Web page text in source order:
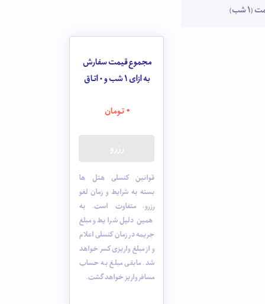
شب)
مجموع قیمت سفارش
به ازای 1 شب و
0اتاق
0تومان
قوانین کنسلی هتل ها
بسته به شرایط و زمان لغو
رزرو، متفاوت است. به
همین دلیل شرایط و مبلغ
جریمه در زمان کنسلی اعلام
و از مبلغ واریزی کسر خواهد
شد. مابقی مبلغ به حساب
مسافر واریز خواهد گشت.